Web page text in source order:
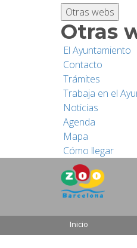
Otras webs
Otras
El Ayuntamiento
Contacto
Trámites
Trabaja en el
Noticias
Agenda
Mapa
Cómo llegar
Inicio